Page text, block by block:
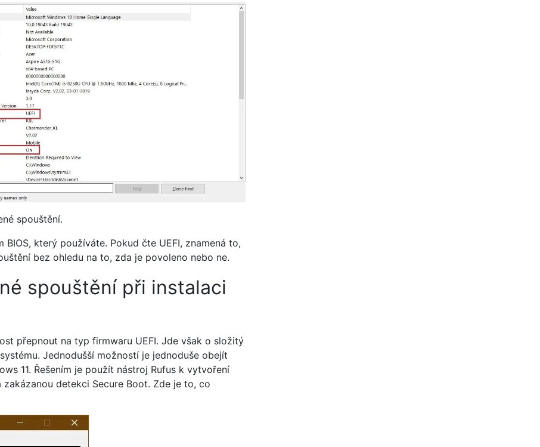
spouštění.
který používáte. Pokud čte UEFI, znamená to,
bez ohledu na to, zda je povoleno nebo ne.
spouštění při instalaci
přepnout na typ firmwaru UEFI. Jde však o složitý
Jednodušší možností je jednoduše obejít
11. Řešením je použít nástroj Rufus k vytvoření
detekci Secure Boot. Zde je to, co